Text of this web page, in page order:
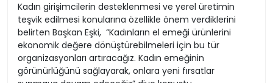
Kadın girişimcilerin desteklenmesi ve yerel üretimin
teşvik edilmesi konularına özellikle önem verdiklerini
belirten Başkan Eşki, “Kadınların el emeği ürünlerini
ekonomik değere dönüştürebilmeleri için bu tür
organizasyonları artıracağız. Kadın emeğinin
görünürlüğünü sağlayarak, onlara yeni fırsatlar